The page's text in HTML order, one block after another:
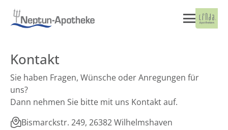
Kontakt
Sie haben Fragen, Wünsche oder Anregungen für
uns?
Dann nehmen Sie bitte mit uns Kontakt auf.
Bismarckstr. 249, 26382 Wilhelmshaven